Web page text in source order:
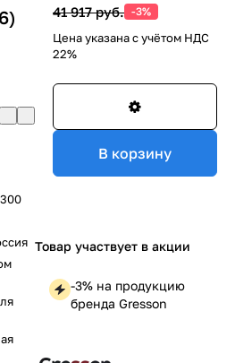
300
41 917 руб. -3%
Цена указана с учётом НДС
22%
В корзину
Товар участвует в акции
-3% на продукцию
бренда Gresson